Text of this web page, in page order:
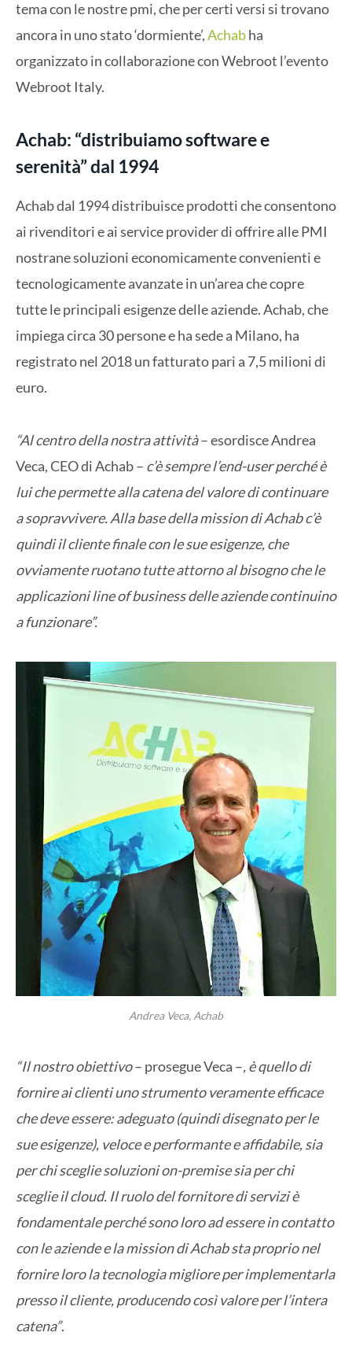
tema con le nostre pmi, che per certi versi si trovano
ancora in uno stato ‘dormiente’,Achabha
organizzato in collaborazione con Webroot l’evento
Webroot Italy.
Achab: “distribuiamo software e
serenità” dal 1994
Achab dal 1994 distribuisce prodotti che consentono
ai rivenditori e ai service provider di offrire alle PMI
nostrane soluzioni economicamente convenienti e
tecnologicamente avanzate in un’area che copre
tutte le principali esigenze delle aziende. Achab, che
impiega circa 30 persone e ha sede a Milano, ha
registrato nel 2018 un fatturato pari a 7,5 milioni di
euro.
“Al centro della nostra attività– esordisce Andrea
Veca, CEO di Achab – c’è sempre l’end-user perché è
lui che permette alla catena del valore di continuare
a sopravvivere. Alla base della mission di Achab c’è
quindi il cliente finale con le sue esigenze, che
ovviamente ruotano tutte attorno al bisogno che le
applicazioni line of business delle aziende continuino
a funzionare”.
Andrea Veca, Achab
“Il nostro obiettivo– prosegue Veca –, è quello di
fornire ai clienti uno strumento veramente efficace
che deve essere: adeguato (quindi disegnato per le
sue esigenze), veloce e performante e affidabile, sia
per chi sceglie soluzioni on-premise sia per chi
sceglie il cloud. Il ruolo del fornitore di servizi è
fondamentale perché sono loro ad essere in contatto
con le aziende e la mission di Achab sta proprio nel
fornire loro la tecnologia migliore per implementarla
presso il cliente, producendo così valore per l’intera
catena”.